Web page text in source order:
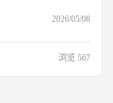
2026/05/08
浏览 567